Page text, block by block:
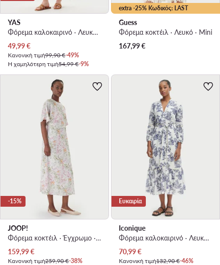
YAS
Φόρεμα καλοκαιρινό · Λευκό · Maxi
Τρέχουσα τιμή
49,99€
Κανονική τιμή99,90 €-49%
Η χαμηλότερη τιμή54,99 €-9%
extra -25% Κωδικός: LAST
Guess
Φόρεμα κοκτέιλ · Λευκό · Mini
167,99€
-15%
JOOP!
Φόρεμα κοκτέιλ · Έγχρωμο · Midi
Τρέχουσα τιμή
159,99€
Κανονική τιμή259,90 €-38%
Ευκαιρία
Iconique
Φόρεμα καλοκαιρινό · Λευκό · Midi
Τρέχουσα τιμή
70,99€
Κανονική τιμή132,90 €-46%